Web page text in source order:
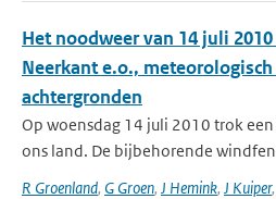
Het noodweer van 14 juli
Neerkant e.o.,
achtergronden
Op woensdag 14 juli 2010 trok
ons land. De bijbehorende
R Groenland, G Groen, J Hemink, J Kuiper,